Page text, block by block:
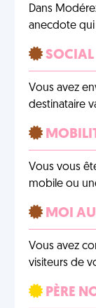
Dans
anecdote qui
SOCIAL
Vous avez
destinataire
Vous vous
mobile ou
MOI
Vous avez
visiteurs de
PÈRE